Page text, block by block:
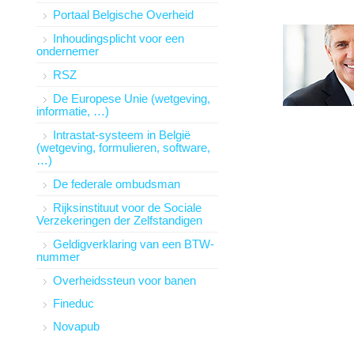
Portaal Belgische Overheid
Inhoudingsplicht voor een
ondernemer
RSZ
De Europese Unie (wetgeving,
informatie, …)
Intrastat-systeem in België
(wetgeving, formulieren, software,
…)
De federale ombudsman
Rijksinstituut voor de Sociale
Verzekeringen der Zelfstandigen
Geldigverklaring van een BTW-
nummer
Overheidssteun voor banen
Fineduc
Novapub